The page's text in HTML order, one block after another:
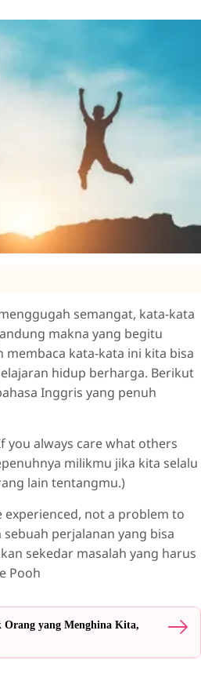
semangat, kata-kata
makna yang begitu
membaca kata-kata ini kita bisa
hidup berharga. Berikut
Inggris yang penuh
you always care what others
milikmu jika kita selalu
lain tentangmu.)
experienced, not a problem to
perjalanan yang bisa
sekedar masalah yang harus
Pooh
yang Menghina Kita,